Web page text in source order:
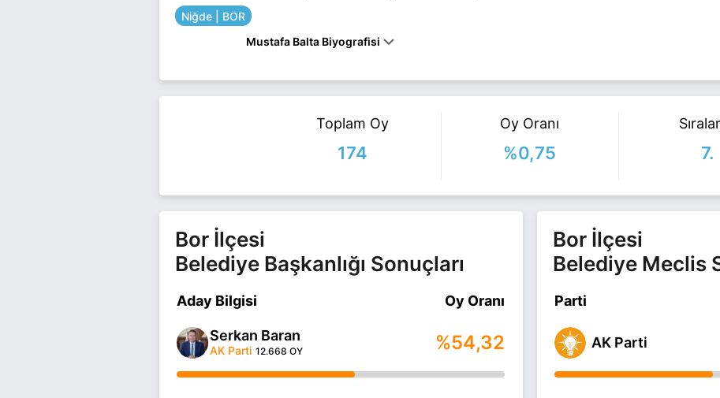
Niğde | BOR
Mustafa Balta Biyografisi
ile ilgili daha fazla bilgi için
Mustafa Balta Haberleri sayfamızı ziyaret edin.
Toplam Oy
174
Oy Oranı
%0,75 7.
Bor İlçesi
Belediye Başkanlığı Sonuçları
Aday Bilgisi Oy Oranı
Serkan Baran
AK Parti 12.668 OY %54,32
Bor İlçesi
Belediye Meclis
Parti
AK Parti